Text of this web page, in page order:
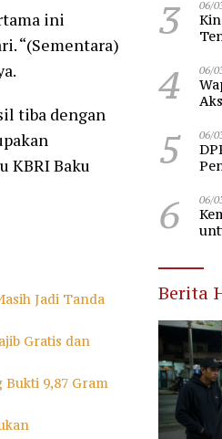
ini
“(Sementara)
tiba dengan
KBRI Baku
Jadi Tanda
Gratis dan
Bukti 9,87 Gram
3 06/
4 06/
5 06/
6 06/
Berita